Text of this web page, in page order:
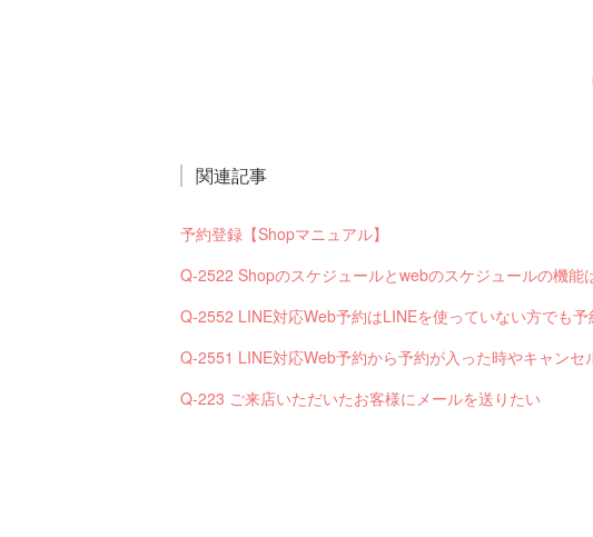
関連記事
予約登録【Shopマニュアル】
Q-2522 Shopのスケジュールとwebのスケジュールの機能
Q-2552 LINE対応Web予約はLINEを使っていない方でも予
Q-223 ご来店いただいたお客様にメールを送りたい